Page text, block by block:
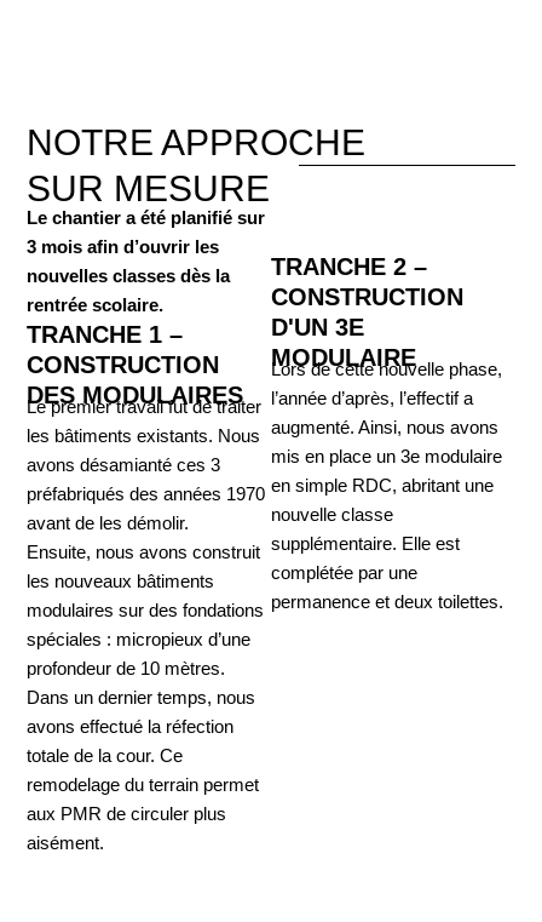
NOTRE APPROCHE
SUR MESURE
Le chantier a été planifié sur
3 mois afin d’ouvrir les
nouvelles classes dès la
rentrée scolaire.
TRANCHE 1 –
CONSTRUCTION
DES MODULAIRES
Le premier travail fut de traiter
les bâtiments existants. Nous
avons désamianté ces 3
préfabriqués des années 1970
avant de les démolir.
Ensuite, nous avons construit
les nouveaux bâtiments
modulaires sur des fondations
spéciales : micropieux d’une
profondeur de 10 mètres.
Dans un dernier temps, nous
avons effectué la réfection
totale de la cour. Ce
remodelage du terrain permet
aux PMR de circuler plus
aisément.
TRANCHE 2 –
CONSTRUCTION
D'UN 3E
MODULAIRE
Lors de cette nouvelle phase,
l’année d’après, l’effectif a
augmenté. Ainsi, nous avons
mis en place un 3e modulaire
en simple RDC, abritant une
nouvelle classe
supplémentaire. Elle est
complétée par une
permanence et deux toilettes.